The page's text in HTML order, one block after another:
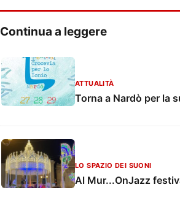
Continua a leggere
ATTUALITÀ
Torna a Nardò per la
LO SPAZIO DEI SUONI